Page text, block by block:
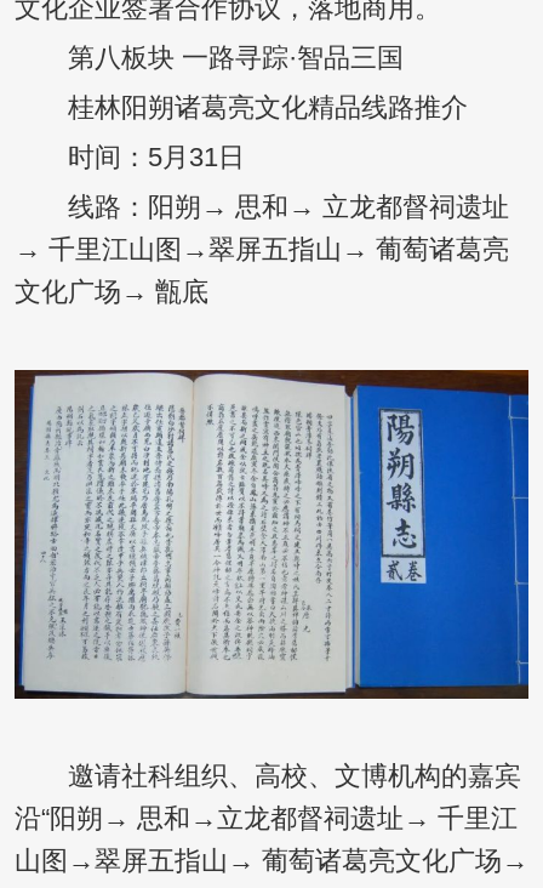
文化企业签署合作协议，落地商用。
第八板块 一路寻踪·智品三国
桂林阳朔诸葛亮文化精品线路推介
时间：5月31日
线路：阳朔→ 思和→ 立龙都督祠遗址
→ 千里江山图→翠屏五指山→ 葡萄诸葛亮
文化广场→ 甑底
邀请社科组织、高校、文博机构的嘉宾
沿“阳朔→ 思和→立龙都督祠遗址→ 千里江
山图→翠屏五指山→ 葡萄诸葛亮文化广场→